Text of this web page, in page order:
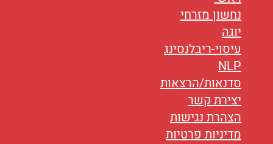
נחשון מזרחי
יוגה
עיסוי-ריבלנסינג
NLP
סדנאות/הרצאות
יצירת קשר
הצהרת נגישות
מדיניות פרטיות